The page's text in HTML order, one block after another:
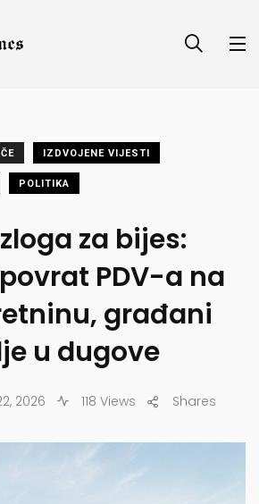
IZDVOJENE VIJESTI
POLITIKA
za bijes:
PDV-a na
građani
u dugove
2026 118 Views Shares